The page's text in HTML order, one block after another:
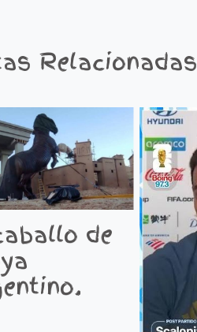
Relacionadas
de